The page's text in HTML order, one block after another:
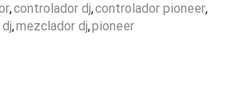
,controlador dj,controlador pioneer,
,mezclador dj,pioneer